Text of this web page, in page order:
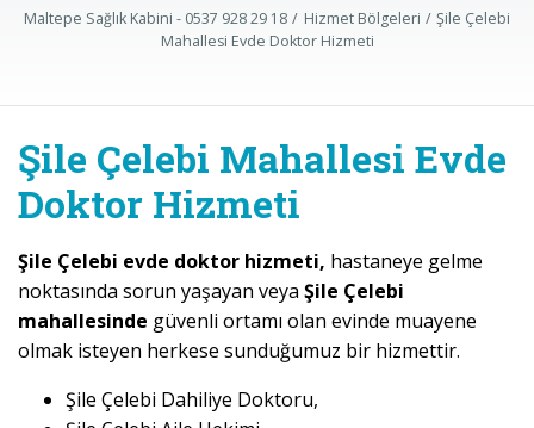
Maltepe Sağlık Kabini - 0537 928 29 18 Hizmet Bölgeleri
Şile Çelebi
Mahallesi Evde Doktor Hizmeti
Şile Çelebi Mahallesi Evde
Doktor Hizmeti
Şile Çelebi evde doktor hizmeti, hastaneye gelme
noktasında sorun yaşayan veya Şile Çelebi
mahallesinde güvenli ortamı olan evinde muayene
olmak isteyen herkese sunduğumuz bir hizmettir.
Şile Çelebi Dahiliye Doktoru,